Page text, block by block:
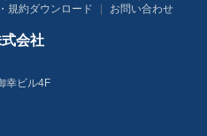
規約ダウンロード お問い合わせ
会社
幸ビル4F